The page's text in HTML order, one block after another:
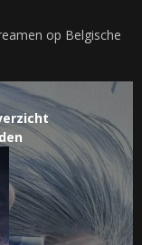
op Belgische